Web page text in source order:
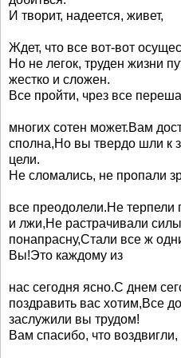
И творит, надеется, живет,
Ждет, что все вот-вот
Но не легок, труден жизни
жестко и сложен.
Все пройти, чрез все
многих сотен может.Вам
сполна,Но вы твердо шли к
цели.
Не сломались, не пропали
все преодолели.Не терпели
и лжи,Не растрачивали силы
понапрасну,Стали все ж
Вы!Это каждому из
нас сегодня ясно.С днем
поздравить вас хотим,Все
заслужили вы трудом!
Вам спасибо, что воздвигли,